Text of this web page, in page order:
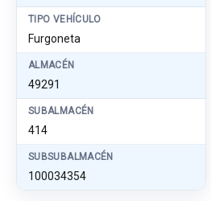
TIPO VEHÍCULO
Furgoneta
ALMACÉN
49291
SUBALMACÉN
414
SUBSUBALMACÉN
100034354